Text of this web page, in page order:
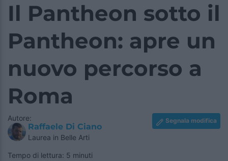
Il Pantheon sotto il
Pantheon: apre un
nuovo percorso a
Roma
Autore:
Raffaele Di Ciano
Laurea in Belle Arti
Segnala modifica
Tempo di lettura: 5 minuti